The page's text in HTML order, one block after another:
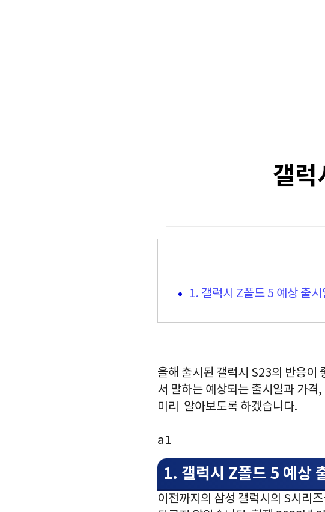
갤럭
1. 갤럭시 Z폴드 5 예상 출시
올해 출시된 갤럭시 S23의 반응이
서 말하는 예상되는 출시일과 가
미리 알아보도록 하겠습니다.
a1
1. 갤럭시 Z폴드 5 예상
이전까지의 삼성 갤럭시의 S시리